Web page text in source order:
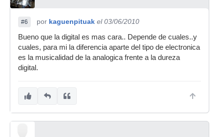
#6 por kaguenpituak el 03/06/2010
Bueno que la digital es mas cara.. Depende de cuales..y
cuales, para mi la diferencia aparte del tipo de electronica
es la musicalidad de la analogica frente a la dureza
digital.